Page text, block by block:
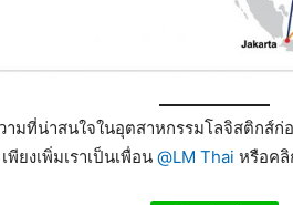
ามที่น่าสนใจในอุตสาหกรรมโลจิสติกส์ก่
ยงเพิ่มเราเป็นเพื่อน @LM Thai หรือค